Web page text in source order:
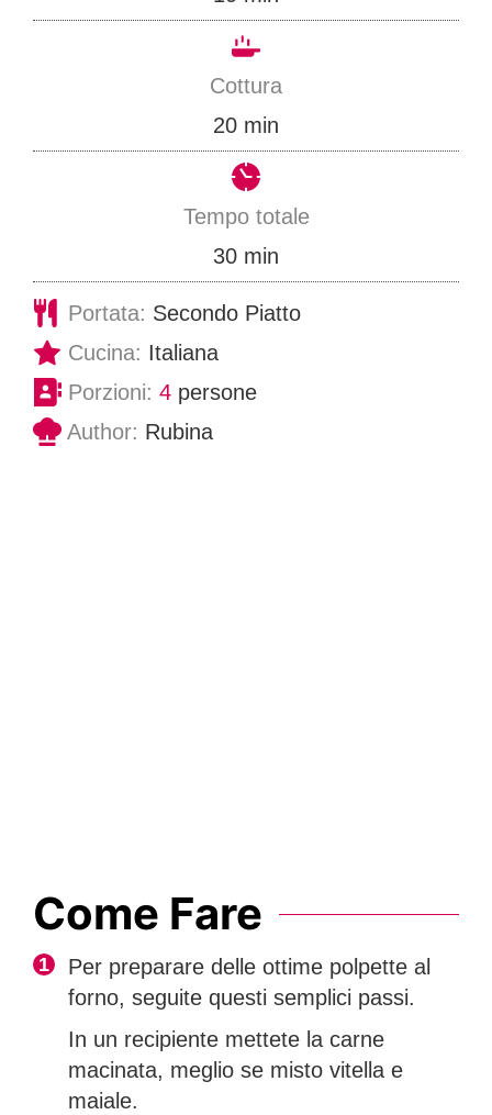
i
t
i
Cottura
20m
i
t
i
min
Tempo totale
30mmin
Portata: Secondo Piatto
Cucina: Italiana
Porzioni: 4 persone
Author: Rubina
Come Fare
Per preparare delle ottime polpette al
forno, seguite questi semplici passi.
In un recipiente mettete la carne
macinata, meglio se misto vitella e
maiale.